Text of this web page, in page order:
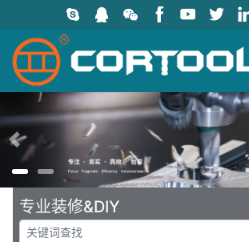
上一页
专业装修&DIY